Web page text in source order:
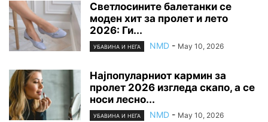
Светлосините балетанки се
моден хит за пролет и лето
2026: Ги...
УБАВИНА И НЕГА NMD - May 10, 2026
Најпопуларниот кармин за
пролет 2026 изгледа скапо, а се
носи лесно...
УБАВИНА И НЕГА NMD - May 10, 2026